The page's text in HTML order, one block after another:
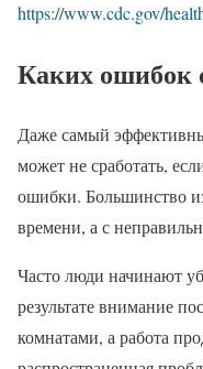
https://www.cdc.gov/
Каких ошибок
Даже самый
может не сработать,
ошибки. Большинство
времени, а с
Часто люди начинают
результате внимание
комнатами, а работа